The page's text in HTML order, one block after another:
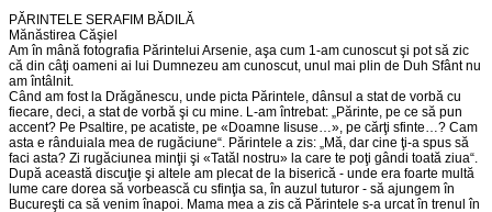
PĂRINTELE SERAFIM BĂDILĂ
Mănăstirea Căşiel
Am în mână fotografia Părintelui Arsenie, aşa cum 1-am cunoscut şi pot să zic
că din câţi oameni ai lui Dumnezeu am cunoscut, unul mai plin de Duh Sfânt nu
am întâlnit.
Când am fost la Drăgănescu, unde picta Părintele, dânsul a stat de vorbă cu
fiecare, deci, a stat de vorbă şi cu mine. L-am întrebat: „Părinte, pe ce să pun
accent? Pe Psaltire, pe acatiste, pe «Doamne Iisuse…», pe cărţi sfinte…? Cam
asta e rânduiala mea de rugăciune“. Părintele a zis: „Mă, dar cine ţi-a spus să
faci asta? Zi rugăciunea minţii şi «Tatăl nostru» la care te poţi gândi toată ziua“.
După această discuţie şi altele am plecat de la biserică - unde era foarte multă
lume care dorea să vorbească cu sfinţia sa, în auzul tuturor - să ajungem în
Bucureşti ca să venim înapoi. Mama mea a zis că Părintele s-a urcat în trenul în